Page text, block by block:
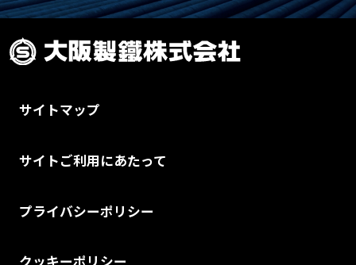
サイトマップ
サイトご利用にあたって
プライバシーポリシー